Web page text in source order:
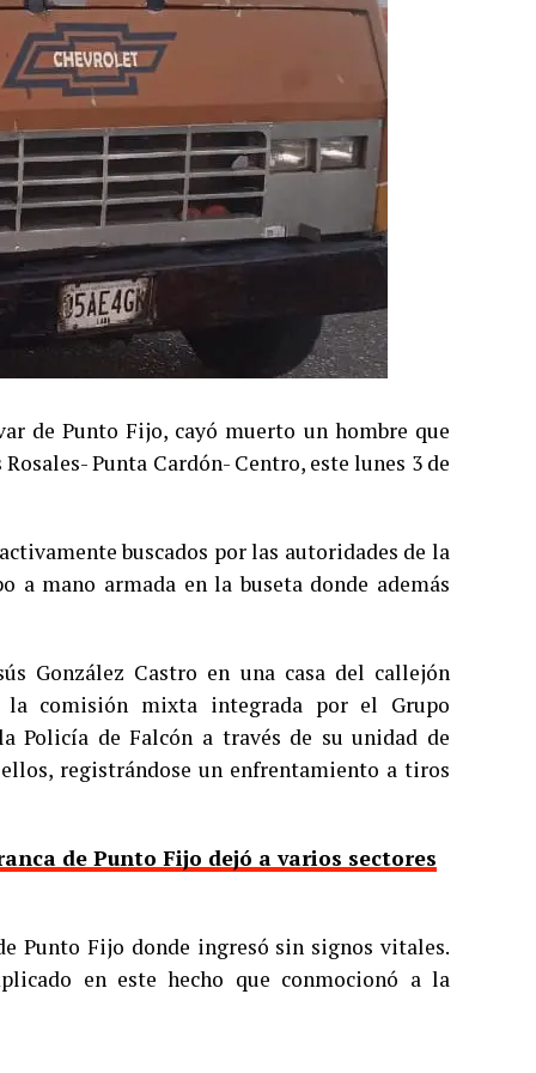
de Punto Fijo, cayó muerto un hombre que
Punta Cardón- Centro, este lunes 3 de
buscados por las autoridades de la
a mano armada en la buseta donde además
González Castro en una casa del callejón
comisión mixta integrada por el Grupo
Policía de Falcón a través de su unidad de
registrándose un enfrentamiento a tiros
de Punto Fijo dejó a varios sectores
Punto Fijo donde ingresó sin signos vitales.
en este hecho que conmocionó a la